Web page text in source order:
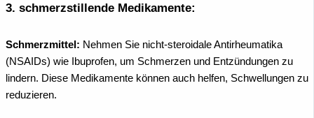
3. schmerzstillende Medikamente:
Schmerzmittel: Nehmen Sie nicht-steroidale Antirheumatika
(NSAIDs) wie Ibuprofen, um Schmerzen und Entzündungen zu
lindern. Diese Medikamente können auch helfen, Schwellungen zu
reduzieren.